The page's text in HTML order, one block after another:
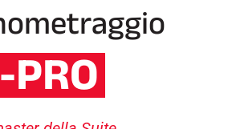
EQUITAZIONE